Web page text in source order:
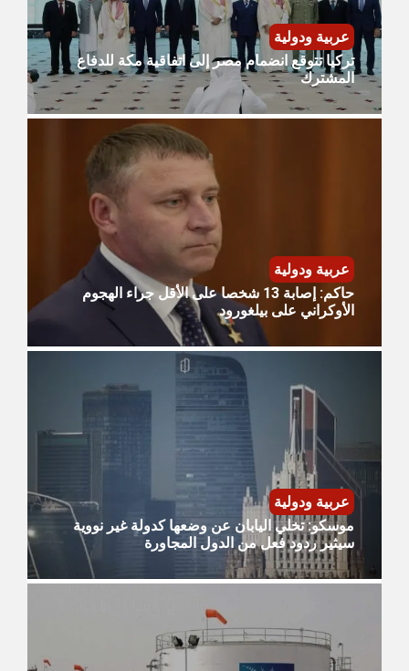
عربية ودولية
تركيا تتوقع انضمام مصر إلى اتفاقية مكة للدفاع
المشترك
عربية ودولية
حاكم: إصابة 13 شخصا على الأقل جراء الهجوم
الأوكراني على بيلغورود
عربية ودولية
موسكو: تخلي اليابان عن وضعها كدولة غير نووية
سيثير ردود فعل من الدول المجاورة